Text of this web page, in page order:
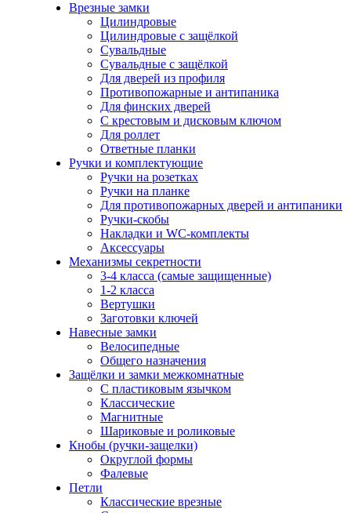
Врезные замки
Цилиндровые
Цилиндровые с защёлкой
Сувальдные
Сувальдные с защёлкой
Для дверей из профиля
Противопожарные и антипаника
Для финских дверей
С крестовым и дисковым ключом
Для роллет
Ответные планки
Ручки и комплектующие
Ручки на розетках
Ручки на планке
Для противопожарных дверей и антипаники
Ручки-скобы
Накладки и WC-комплекты
Аксессуары
Механизмы секретности
3-4 класса (самые защищенные)
1-2 класса
Вертушки
Заготовки ключей
Навесные замки
Велосипедные
Общего назначения
Защёлки и замки межкомнатные
С пластиковым язычком
Классические
Магнитные
Шариковые и роликовые
Кнобы (ручки-защелки)
Округлой формы
Фалевые
Петли
Классические врезные